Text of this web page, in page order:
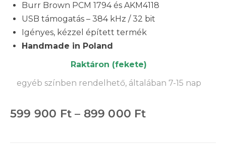
Burr Brown PCM 1794és AKM4118
USB támogatás – 384 kHz / 32 bit
Igényes, kézzel épített termék
Handmade in Poland
Raktáron (fekete)
egyéb színben rendelhető, általában 7-15 nap
599 900 Ft – 899 000 Ft